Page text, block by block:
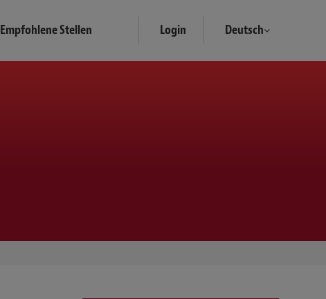
Empfohlene Stellen Login Deutsch